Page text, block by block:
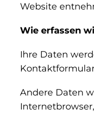
Website
Wie erfassen
Ihre Daten
Andere Daten